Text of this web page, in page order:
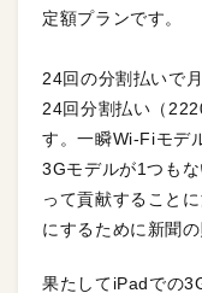
定額プランです。
24回の分割払いで
24回分割払い（
す。一瞬Wi-Fiモデ
3Gモデルが1つも
って貢献すること
にするために新聞
果たしてiPadでの